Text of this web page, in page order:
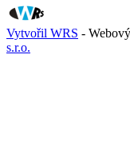
Vytvořil WRS -
s.r.o.